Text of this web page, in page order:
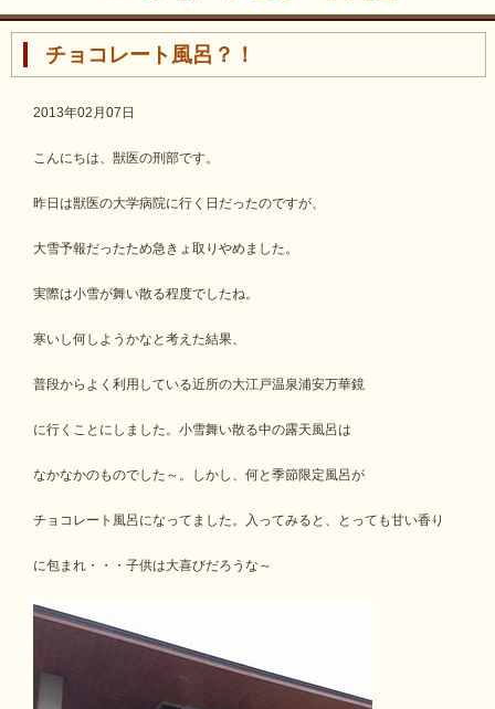
チョコレート風呂？！
2013年02月07日
こんにちは、獣医の刑部です。
昨日は獣医の大学病院に行く日だったのですが、
大雪予報だったため急きょ取りやめました。
実際は小雪が舞い散る程度でしたね。
寒いし何しようかなと考えた結果、
普段からよく利用している近所の大江戸温泉浦安万華鏡
に行くことにしました。小雪舞い散る中の露天風呂は
なかなかのものでした～。しかし、何と季節限定風呂が
チョコレート風呂になってました。入ってみると、とっても甘い香り
に包まれ・・・子供は大喜びだろうな～